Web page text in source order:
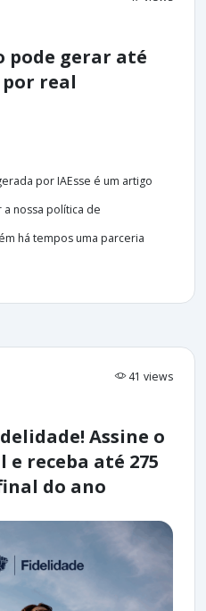
pode gerar até
por real
por IAEsse é um artigo
nossa política de
há tempos uma parceria
41 views
Assine o
e receba até 275
do ano